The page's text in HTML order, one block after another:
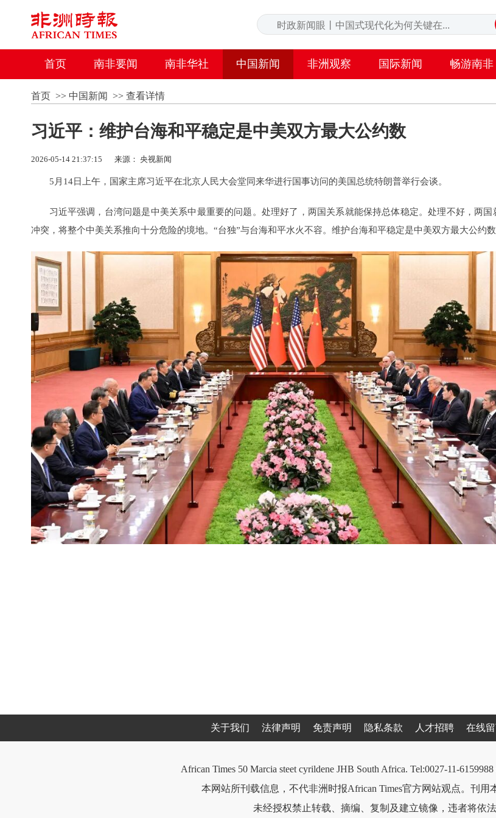
首页 南非要闻 南非华社 中国新闻 非洲观察 国际新闻 畅游南非
首页>> 中国新闻 >> 查看详情
习近平：维护台海和平稳定是中美双方最大公约数
2026-05-14 21:37:15 来源： 央视新闻
5月14日上午，国家主席习近平在北京人民大会堂同来华进行国事访问的美国总统特朗普举行会谈。
习近平强调，台湾问题是中美关系中最重要的问题。处理好了，两国关系就能保持总体稳定。处理不好，两国
冲突，将整个中美关系推向十分危险的境地。“台独”与台海和平水火不容。维护台海和平稳定是中美双方最大公约数
关于我们 法律声明 免责声明 隐私条款 人才招聘 在线
African Times 50 Marcia steet cyrildene JHB South Africa. Tel:0027-11-
本网站所刊载信息，不代非洲时报African Times官方网站观点。刊用
未经授权禁止转载、摘编、复制及建立镜像，违者将依法